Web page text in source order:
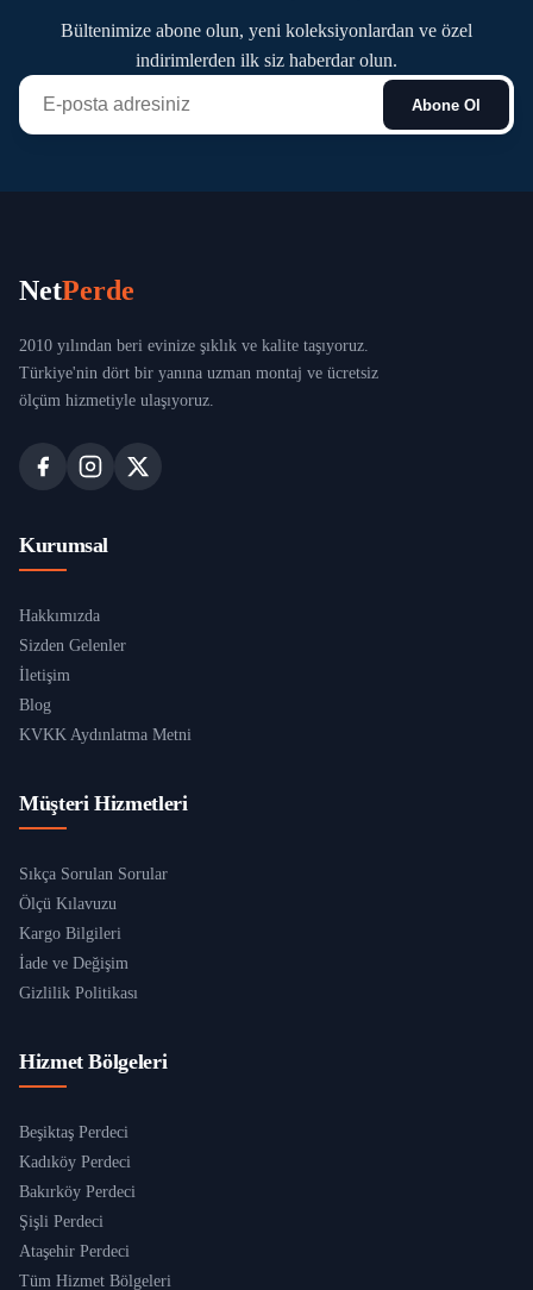
Bültenimize abone olun, yeni koleksiyonlardan ve özel
indirimlerden ilk siz haberdar olun.
Abone Ol
NetPerde
2010 yılından beri evinize şıklık ve kalite taşıyoruz.
Türkiye'nin dört bir yanına uzman montaj ve ücretsiz
ölçüm hizmetiyle ulaşıyoruz.
Kurumsal
Hakkımızda
Sizden Gelenler
İletişim
Blog
KVKK Aydınlatma Metni
Müşteri Hizmetleri
Sıkça Sorulan Sorular
Ölçü Kılavuzu
Kargo Bilgileri
İade ve Değişim
Gizlilik Politikası
Hizmet Bölgeleri
Beşiktaş Perdeci
Kadıköy Perdeci
Bakırköy Perdeci
Şişli Perdeci
Ataşehir Perdeci
Tüm Hizmet Bölgeleri